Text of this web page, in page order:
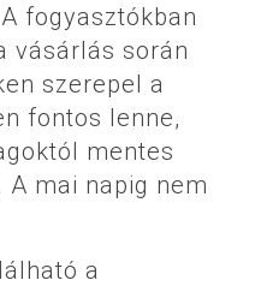
fogyasztókban
vásárlás során
szerepel a
fontos lenne,
mentes
mai napig nem
a